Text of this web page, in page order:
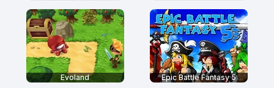
Evoland Epic Battle Fantasy 5